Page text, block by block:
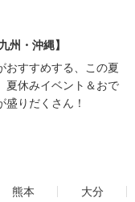
州・沖縄】
おすすめする、この夏
夏休みイベント＆おで
盛りだくさん！
熊本
大分